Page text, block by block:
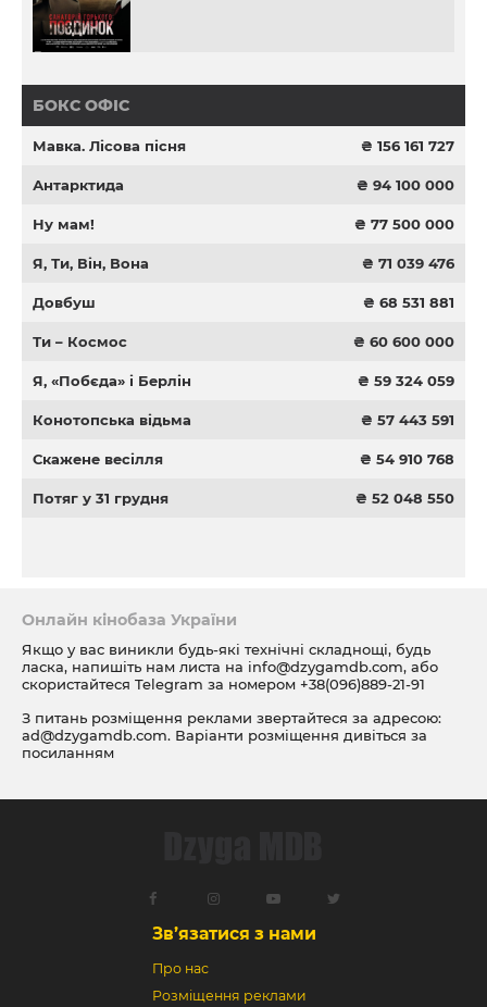
БОКС ОФІС
Мавка. Лісова пісня ₴ 156 161 727
Антарктида ₴ 94 100 000
Ну мам! ₴ 77 500 000
Я, Ти, Він, Вона ₴ 71 039 476
Довбуш ₴ 68 531 881
Ти – Космос ₴ 60 600 000
Я, «Побєда» і Берлін ₴ 59 324 059
Конотопська відьма ₴ 57 443 591
Скажене весілля ₴ 54 910 768
Потяг у 31 грудня ₴ 52 048 550
Онлайн кінобаза України
Якщо у вас виникли будь-які технічні складнощі, будь
ласка, напишіть нам листа на info@dzygamdb.com, або
скористайтеся Telegram за номером +38(096)889-21-91
З питань розміщення реклами звертайтеся за адресою:
ad@dzygamdb.com. Варіанти розміщення дивіться за
посиланням
Зв’язатися з нами
Про нас
Розміщення реклами